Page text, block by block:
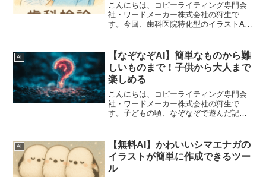
こんにちは、コピーライティング専門会
社・ワードメーカー株式会社の狩生で
す。今回、歯科医院特化型のイラストAI
見つからない」「こういうイラストがほ
しいけれど…」と...
AI
【なぞなぞAI】簡単なものから難
しいものまで！子供から大人まで
楽しめる
こんにちは、コピーライティング専門会
社・ワードメーカー株式会社の狩生で
す。子どもの頃、なぞなぞで遊んだ記憶
えが分からずに悔しい思いをしたり。な
ぞなぞは、出す側も答える側...
AI
【無料AI】かわいいシマエナガの
イラストが簡単に作成できるツー
ル